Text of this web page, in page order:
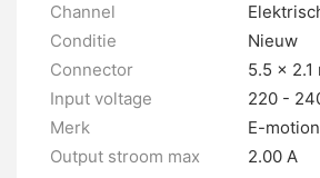
Channel
Conditie
Nieuw
Connector
5.5 x 2.1
Input voltage
220 -
Merk
E-motion
Output stroom max
2.00 A